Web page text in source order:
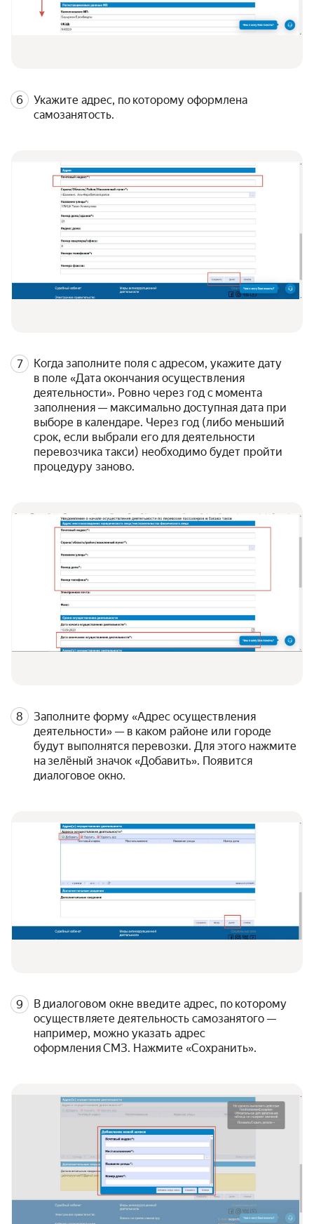
Укажите адрес, по которому оформлена
самозанятость.
Когда заполните поля с адресом, укажите дату
в поле «Дата окончания осуществления
деятельности». Ровно через год с момента
заполнения — максимально доступная дата при
выборе в календаре. Через год (либо меньший
срок, если выбрали его для деятельности
перевозчика такси) необходимо будет пройти
процедуру заново.
Заполните форму «Адрес осуществления
деятельности» — в каком районе или городе
будут выполнятся перевозки. Для этого нажмите
на зелёный значок «Добавить». Появится
диалоговое окно.
В диалоговом окне введите адрес, по которому
осуществляете деятельность самозанятого —
например, можно указать адрес
оформления СМЗ. Нажмите «Сохранить».